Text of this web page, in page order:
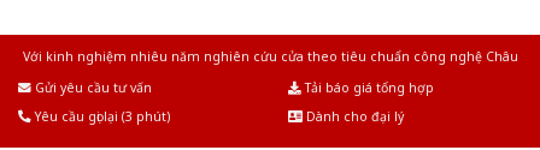
Với kinh nghiệm nhiêu năm nghiên cứu cửa theo tiêu chuẩn công nghệ Châu
Gửi yêu cầu tư vấn
Tải báo giá tổng hợp
Yêu cầu gọi lại (3 phút)
Dành cho đại lý